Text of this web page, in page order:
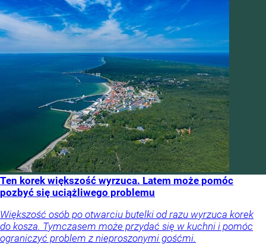
Ten korek większość wyrzuca. Latem może pomóc
pozbyć się uciążliwego problemu
Większość osób po otwarciu butelki od razu wyrzuca korek
do kosza. Tymczasem może przydać się w kuchni i pomóc
ograniczyć problem z nieproszonymi gośćmi.